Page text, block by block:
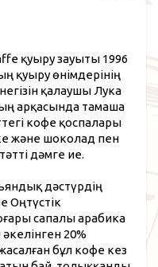
қуыру зауыты 1996
қуыру өнімдерінің
қалаушы Лука
арқасында тамаша
кофе қоспалары
және шоколад пен
дәмге ие.
дәстүрдің
Оңтүстік
сапалы арабика
20%
бұл кофе кез